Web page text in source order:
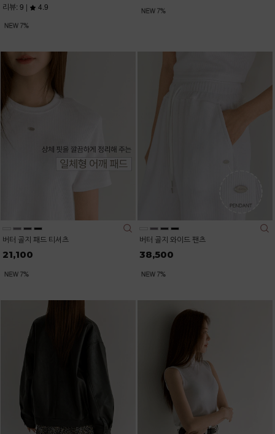
리뷰: 9 | 4.9
버터 골지 패드 티셔츠
21,100
버터 골지 와이드 팬츠
38,500